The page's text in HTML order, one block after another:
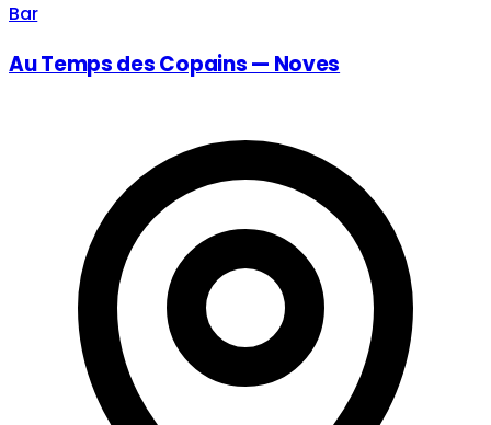
Bar
Au Temps des Copains — Noves